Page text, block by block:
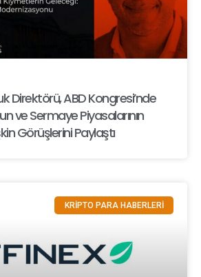
Direktörü, ABD Kongresi’nde
ve Sermaye Piyasalarının
Görüşlerini Paylaştı
KRİPTO PARA HABERLERİ